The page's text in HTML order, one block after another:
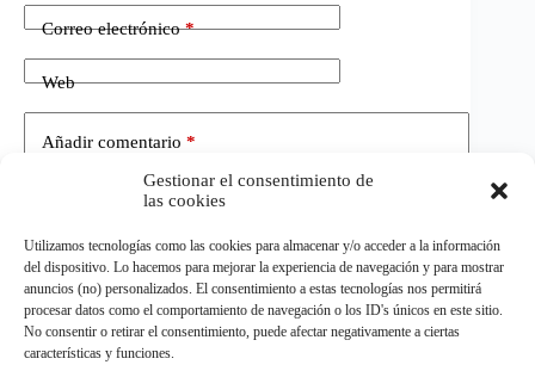
Gestionar el consentimiento de
las cookies
Utilizamos tecnologías como las cookies para almacenar y/o acceder a la información
del dispositivo. Lo hacemos para mejorar la experiencia de navegación y para mostrar
anuncios (no) personalizados. El consentimiento a estas tecnologías nos permitirá
procesar datos como el comportamiento de navegación o los ID's únicos en este sitio.
No consentir o retirar el consentimiento, puede afectar negativamente a ciertas
características y funciones.
Correo electrónico*
Web
Añadir comentario *
Publicar el comentario